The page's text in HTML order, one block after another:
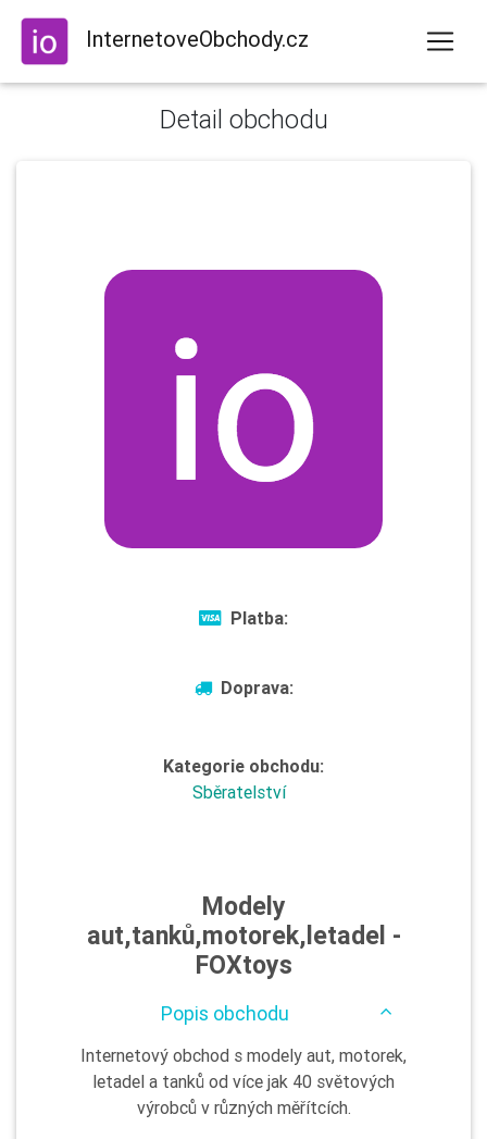
InternetoveObchody.cz
Detail obchodu
Platba:
Doprava:
Kategorie obchodu:
Sběratelství
Modely
aut,tanků,motorek,letadel -
FOXtoys
Popis obchodu
Internetový obchod s modely aut, motorek,
letadel a tanků od více jak 40 světových
výrobců v různých měřítcích.